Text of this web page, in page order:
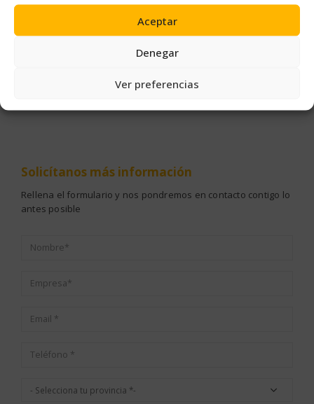
Aceptar
Denegar
Ver preferencias
TUERCAS
Solicítanos más información
Rellena el formulario y nos pondremos en contacto contigo lo
antes posible